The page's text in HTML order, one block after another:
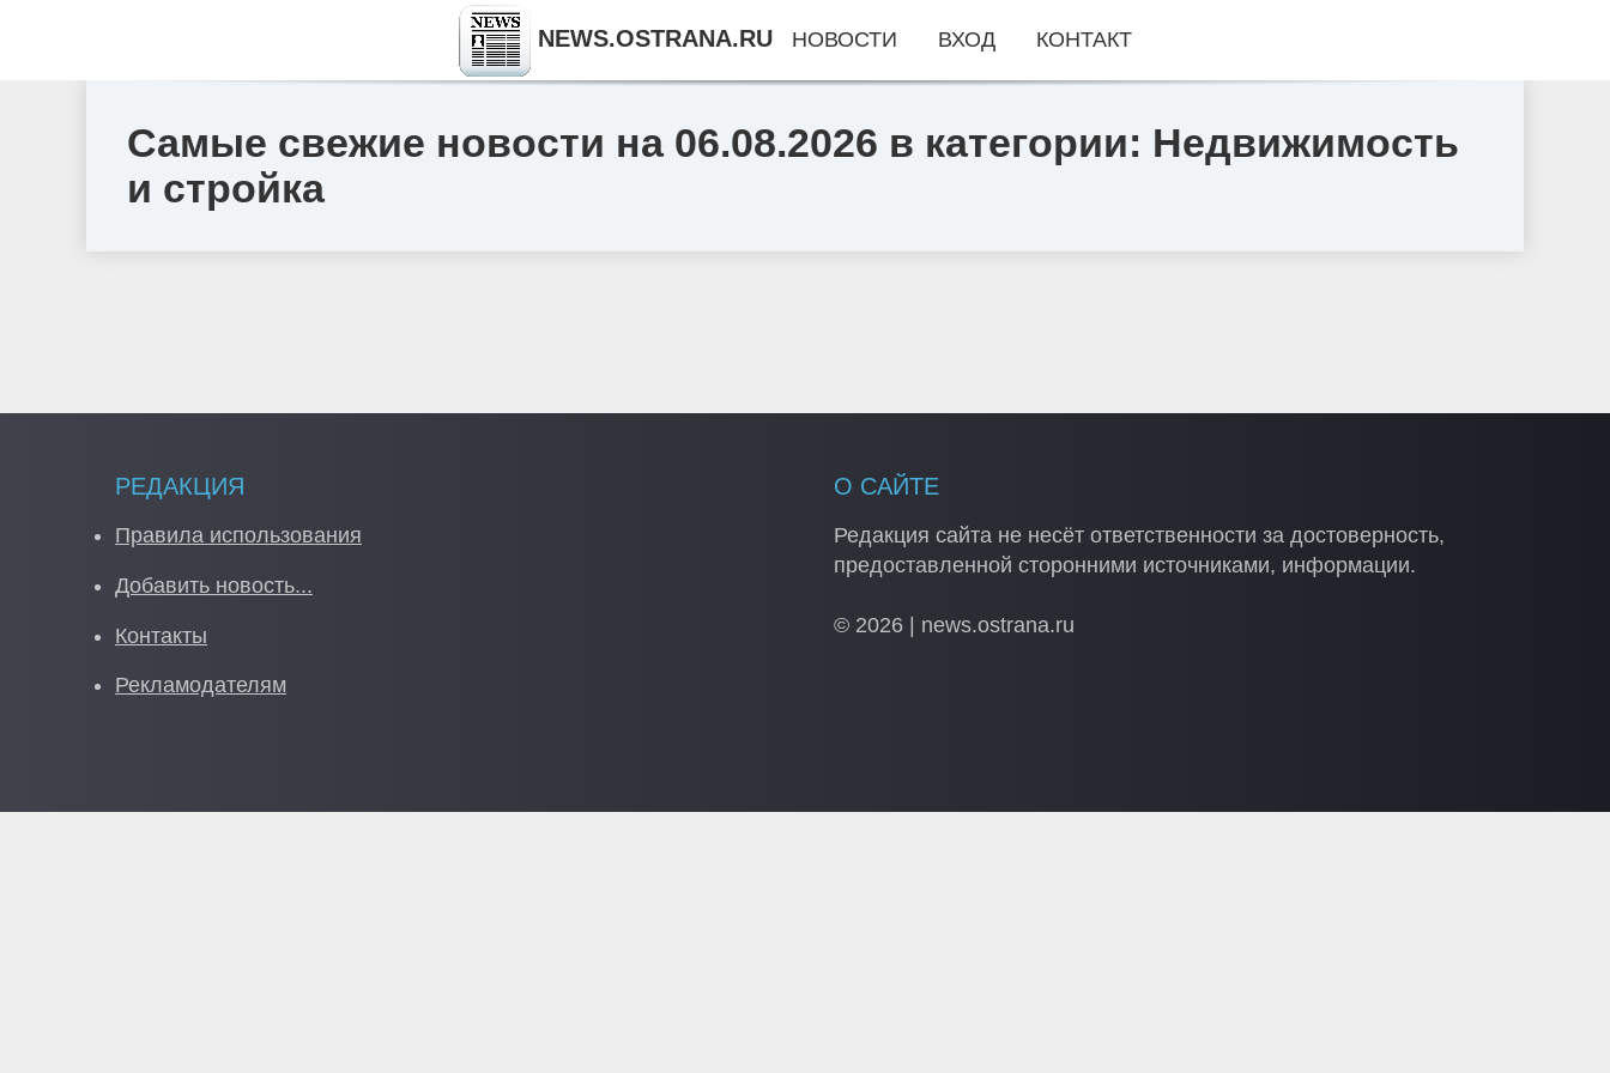
Самые свежие новости на 06.08.2026 в категории: Недвижимость
и стройка
NEWS.OSTRANA.RU НОВОСТИ ВХОД КОНТАКТ
РЕДАКЦИЯ
Правила использования
Добавить новость...
Контакты
Рекламодателям
О САЙТЕ
Редакция сайта не несёт ответственности за достоверность,
предоставленной сторонними источниками, информации.
© 2026 | news.ostrana.ru